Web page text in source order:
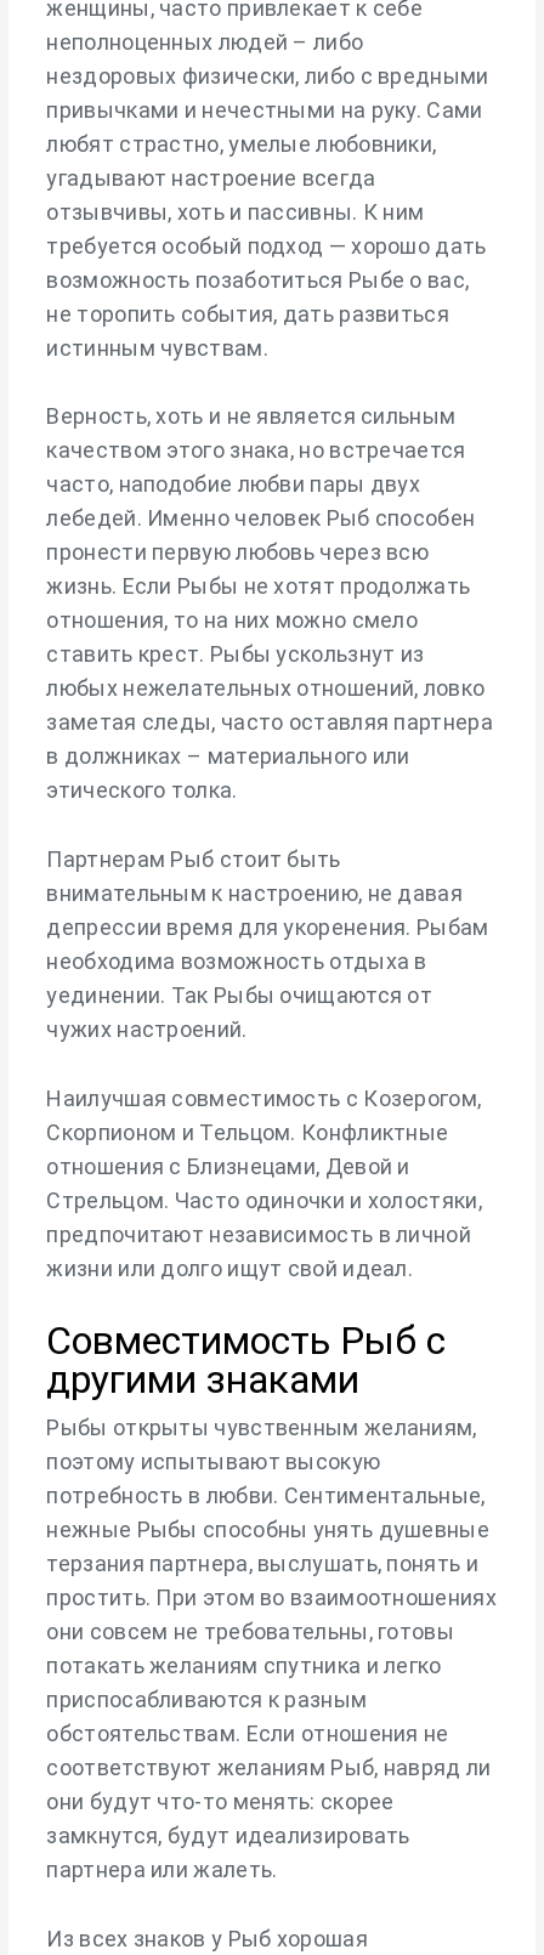
женщины, часто привлекает к себе
неполноценных людей – либо
нездоровых физически, либо с вредными
привычками и нечестными на руку. Сами
любят страстно, умелые любовники,
угадывают настроение всегда
отзывчивы, хоть и пассивны. К ним
требуется особый подход — хорошо дать
возможность позаботиться Рыбе о вас,
не торопить события, дать развиться
истинным чувствам.
Верность, хоть и не является сильным
качеством этого знака, но встречается
часто, наподобие любви пары двух
лебедей. Именно человек Рыб способен
пронести первую любовь через всю
жизнь. Если Рыбы не хотят продолжать
отношения, то на них можно смело
ставить крест. Рыбы ускользнут из
любых нежелательных отношений, ловко
заметая следы, часто оставляя партнера
в должниках – материального или
этического толка.
Партнерам Рыб стоит быть
внимательным к настроению, не давая
депрессии время для укоренения. Рыбам
необходима возможность отдыха в
уединении. Так Рыбы очищаются от
чужих настроений.
Наилучшая совместимость с Козерогом,
Скорпионом и Тельцом. Конфликтные
отношения с Близнецами, Девой и
Стрельцом. Часто одиночки и холостяки,
предпочитают независимость в личной
жизни или долго ищут свой идеал.
Совместимость Рыб с
другими знаками
Рыбы открыты чувственным желаниям,
поэтому испытывают высокую
потребность в любви. Сентиментальные,
нежные Рыбы способны унять душевные
терзания партнера, выслушать, понять и
простить. При этом во взаимоотношениях
они совсем не требовательны, готовы
потакать желаниям спутника и легко
приспосабливаются к разным
обстоятельствам. Если отношения не
соответствуют желаниям Рыб, навряд ли
они будут что-то менять: скорее
замкнутся, будут идеализировать
партнера или жалеть.
Из всех знаков у Рыб хорошая